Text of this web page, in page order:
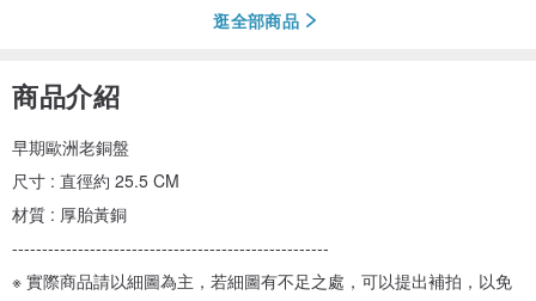
逛全部商品
商品介紹
早期歐洲老銅盤
尺寸 : 直徑約 25.5 CM
材質 : 厚胎黃銅
-----------------------------------------------------
※ 實際商品請以細圖為主，若細圖有不足之處，可以提出補拍，以免